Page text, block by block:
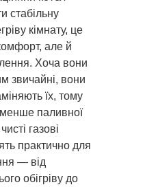
стабільну
кімнату, це
але й
Хоча вони
звичайні, вони
їх, тому
паливної
газові
практично для
— від
обігріву до